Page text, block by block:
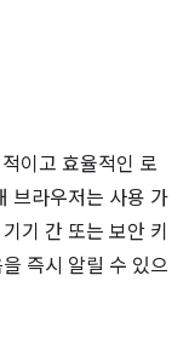
이고 효율적인 로
브라우저는 사용 가
기 간 또는 보안 키
즉시 알릴 수 있으